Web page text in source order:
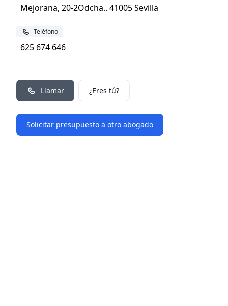
Mejorana, 20-2Odcha.. 41005 Sevilla
Teléfono
625 674 646
Llamar ¿Eres tú?
Solicitar presupuesto a otro abogado